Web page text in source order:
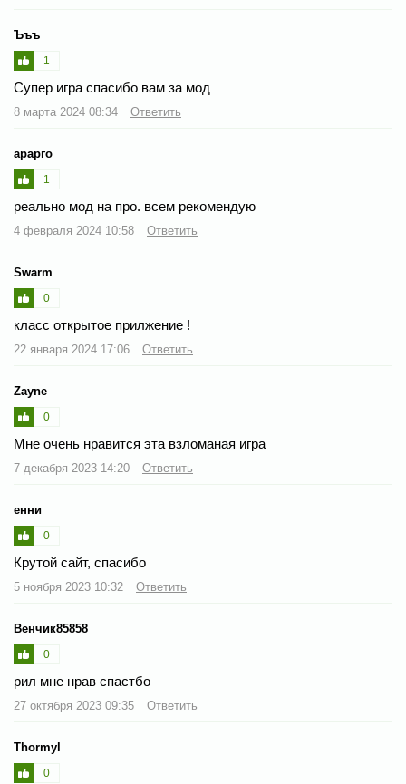
Ъъъ
1
Супер игра спасибо вам за мод
8 марта 2024 08:34 Ответить
арарго
1
реально мод на про. всем рекомендую
4 февраля 2024 10:58 Ответить
Swarm
0
класс открытое прилжение !
22 января 2024 17:06 Ответить
Zayne
0
Мне очень нравится эта взломаная игра
7 декабря 2023 14:20 Ответить
енни
0
Крутой сайт, спасибо
5 ноября 2023 10:32 Ответить
Венчик85858
0
рил мне нрав спастбо
27 октября 2023 09:35 Ответить
Thormyl
0